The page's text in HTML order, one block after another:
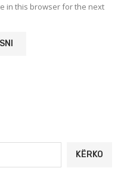
in this browser for the next
KËRKO